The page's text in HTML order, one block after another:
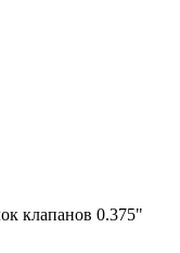
клапанов 0.375"